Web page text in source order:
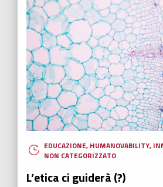
EDUCAZIONE, HUMANOVABILITY,
NON CATEGORIZZATO
L’etica ci guiderà (?)